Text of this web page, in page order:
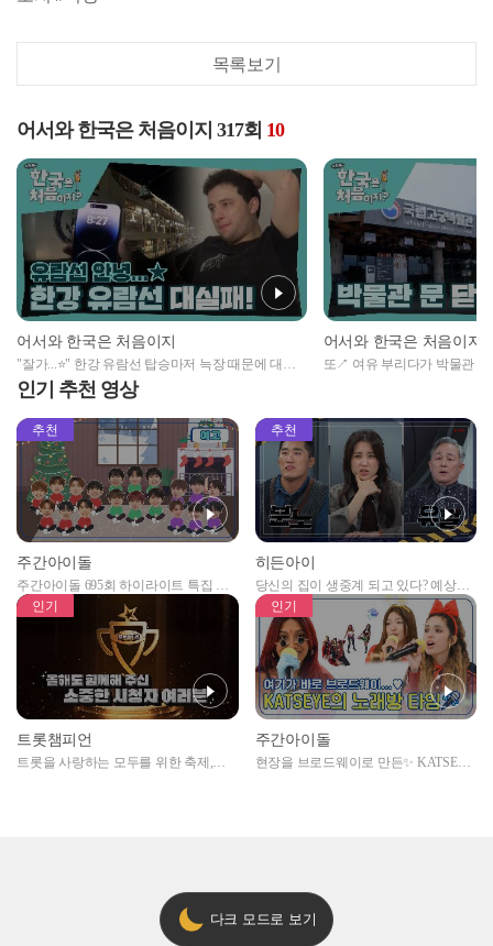
목록보기
어서와 한국은 처음이지 317회 10
어서와 한국은 처음이지
"잘가...⭐" 한강 유람선 탑승마저 늑장 때문에 대실
패한 브라질 형제🔥
어서와 한국은 처음이지
또↗ 여유 부리다가 박물관
인기 추천 영상
추천
주간아이돌
주간아이돌 695회 하이라이트 특집 남
자아이돌편 예고
추천
히든아이
당신의 집이 생중계 되고 있다? 예상치
못한 곳에서 일어나는 불법촬영 범죄!
인기
트롯챔피언
트롯을 사랑하는 모두를 위한 축제,
인기
주간아이돌
현장을 브로드웨이로 만든✨ KATSEYE
다크 모드로 보기